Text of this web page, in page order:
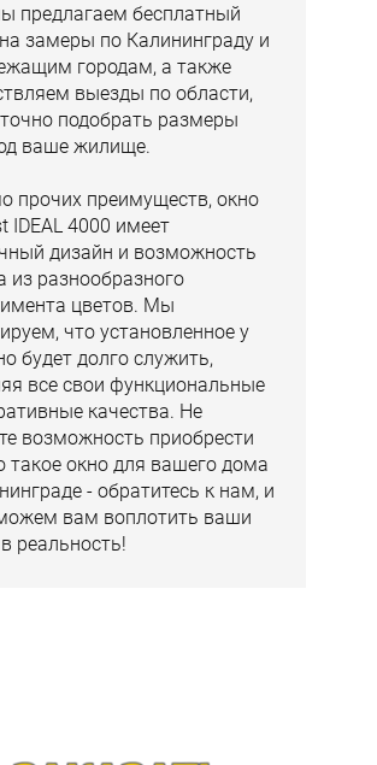
предлагаем бесплатный
замеры по Калининграду и
городам, а также
выезды по области,
подобрать размеры
ваше жилище.
прочих преимуществ, окно
IDEAL 4000 имеет
дизайн и возможность
из разнообразного
цветов. Мы
что установленное у
будет долго служить,
все свои функциональные
качества. Не
возможность приобрести
такое окно для вашего дома
- обратитесь к нам, и
вам воплотить ваши
реальность!